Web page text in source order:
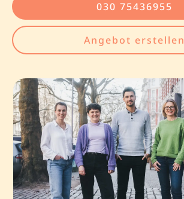
030 75436955
Angebot erstellen